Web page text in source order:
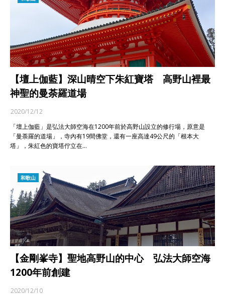
【壇上伽藍】深山晴空下朱紅寶塔 高野山裡最
神聖的曼荼羅道場
2020/12/12
「壇上伽藍」是弘法大師空海在1200年前於高野山設立的修行場，原意是
「曼荼羅的道場」，寺內有19間佛堂，還有一座高達49公尺的「根本大
塔」，朱紅色的寶塔佇立在…
和歌山
【金剛峯寺】聖地高野山的中心 弘法大師空海
1200年前創建
2020/12/10